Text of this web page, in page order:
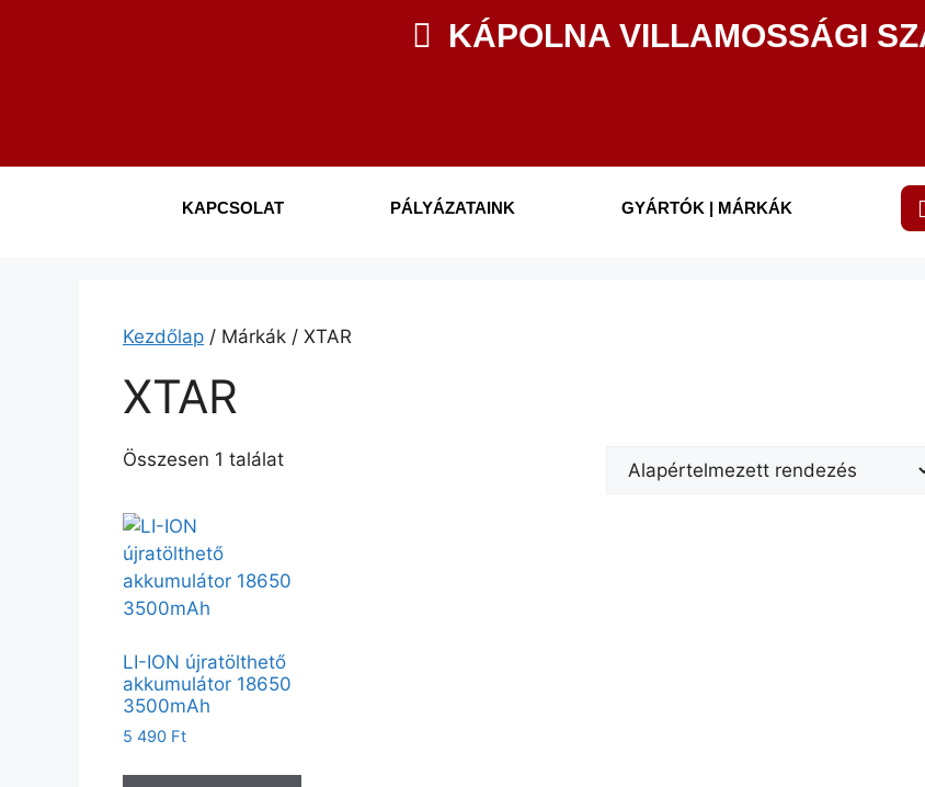
KÁPOLNA VILLAMOSSÁGI
KAPCSOLAT PÁLYÁZATAINK GYÁRTÓK | MÁRKÁK
Kezdőlap / Márkák / XTAR
XTAR
Összesen 1 találat
LI-ION újratölthető
akkumulátor 18650
3500mAh
5 490 Ft